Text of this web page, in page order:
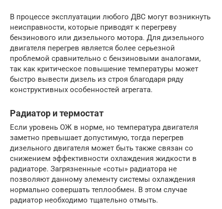
В процессе эксплуатации любого ДВС могут возникнуть
неисправности, которые приводят к перегреву
бензинового или дизельного мотора. Для дизельного
двигателя перегрев является более серьезной
проблемой сравнительно с бензиновыми аналогами,
так как критическое повышение температуры может
быстро вывести дизель из строя благодаря ряду
конструктивных особенностей агрегата.
Радиатор и термостат
Если уровень ОЖ в норме, но температура двигателя
заметно превышает допустимую, тогда перегрев
дизельного двигателя может быть также связан со
снижением эффективности охлаждения жидкости в
радиаторе. Загрязненные «соты» радиатора не
позволяют данному элементу системы охлаждения
нормально совершать теплообмен. В этом случае
радиатор необходимо тщательно отмыть.